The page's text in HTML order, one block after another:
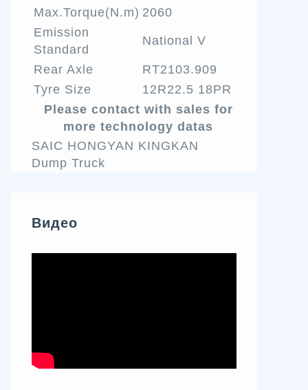
Max.Torque(N.m) 2060
Emission
Standard
National V
Rear Axle
RT2103.909
Tyre Size
12R22.5 18PR
Please contact with sales for
more technology datas
SAIC HONGYAN KINGKAN
Dump Truck
Видео